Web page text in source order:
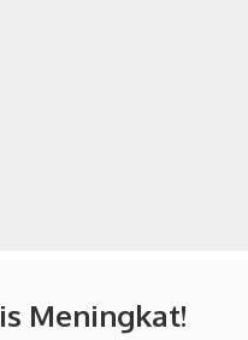
Meningkat!